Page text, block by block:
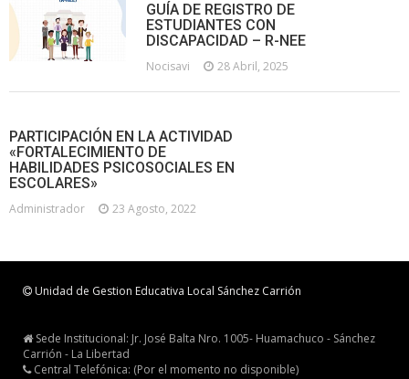
GUÍA DE REGISTRO DE
ESTUDIANTES CON
DISCAPACIDAD – R-NEE
Nocisavi 28 Abril, 2025
PARTICIPACIÓN EN LA ACTIVIDAD
«FORTALECIMIENTO DE
HABILIDADES PSICOSOCIALES EN
ESCOLARES»
Administrador 23 Agosto, 2022
Unidad de Gestion Educativa Local Sánchez Carrión
Sede Institucional: Jr. José Balta Nro. 1005- Huamachuco - Sánchez
Carrión - La Libertad
Central Telefónica: (Por el momento no disponible)